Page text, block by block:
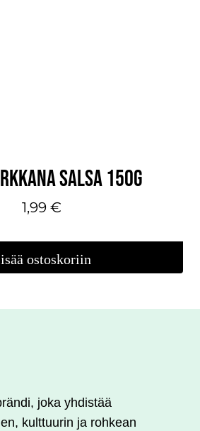
SALSA 150G
1,99 €
ostoskoriin
joka yhdistää
kulttuurin ja rohkean